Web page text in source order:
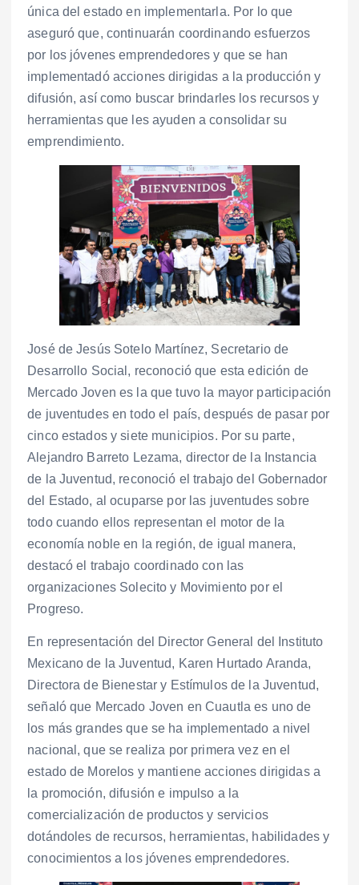
única del estado en implementarla. Por lo que
aseguró que, continuarán coordinando esfuerzos
por los jóvenes emprendedores y que se han
implementadó acciones dirigidas a la producción y
difusión, así como buscar brindarles los recursos y
herramientas que les ayuden a consolidar su
emprendimiento.
José de Jesús Sotelo Martínez, Secretario de
Desarrollo Social, reconoció que esta edición de
Mercado Joven es la que tuvo la mayor participación
de juventudes en todo el país, después de pasar por
cinco estados y siete municipios. Por su parte,
Alejandro Barreto Lezama, director de la Instancia
de la Juventud, reconoció el trabajo del Gobernador
del Estado, al ocuparse por las juventudes sobre
todo cuando ellos representan el motor de la
economía noble en la región, de igual manera,
destacó el trabajo coordinado con las
organizaciones Solecito y Movimiento por el
Progreso.
En representación del Director General del Instituto
Mexicano de la Juventud, Karen Hurtado Aranda,
Directora de Bienestar y Estímulos de la Juventud,
señaló que Mercado Joven en Cuautla es uno de
los más grandes que se ha implementado a nivel
nacional, que se realiza por primera vez en el
estado de Morelos y mantiene acciones dirigidas a
la promoción, difusión e impulso a la
comercialización de productos y servicios
dotándoles de recursos, herramientas, habilidades y
conocimientos a los jóvenes emprendedores.